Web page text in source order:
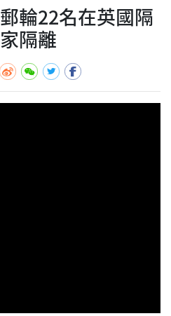
輪22名在英國隔
隔離